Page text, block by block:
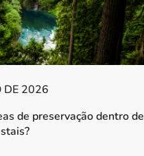
DE 2026
de preservação dentro de